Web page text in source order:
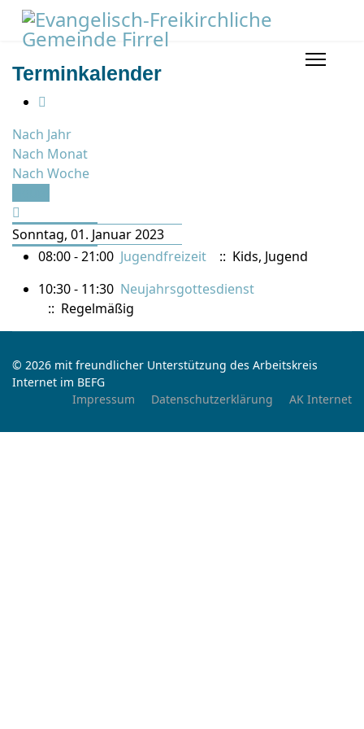
Terminkalender
Nach Jahr
Nach Monat
Nach Woche
Sonntag, 01. Januar 2023
08:00 - 21:00 Jugendfreizeit
:: Kids, Jugend
10:30 - 11:30 Neujahrsgottesdienst
:: Regelmäßig
© 2026 mit freundlicher Unterstützung des Arbeitskreis
Internet im BEFG
Impressum
Datenschutzerklärung AK Internet